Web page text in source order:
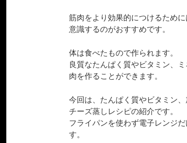
筋肉をより効果的につけるため
意識するのがおすすめです。
体は食べたもので作られます。
良質なたんぱく質やビタミン、
肉を作ることができます。
今回は、たんぱく質やビタミン
チーズ蒸しレシピの紹介です。
フライパンを使わず電子レンジ
す。